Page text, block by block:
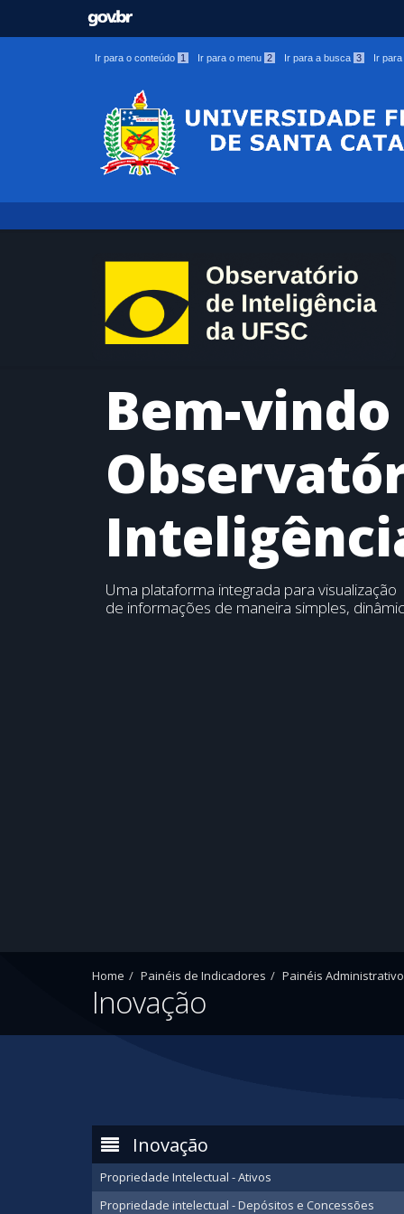
Ir para o conteúdo 1 Ir para o menu 2 Ir para a busca 3 Ir
Bem-vindo
Uma plataforma integrada para visualização
de informações de maneira simples,
Home Painéis de Indicadores Painéis
Inovação
Inovação
Propriedade Intelectual - Ativos
Propriedade intelectual - Depósitos e Concessões